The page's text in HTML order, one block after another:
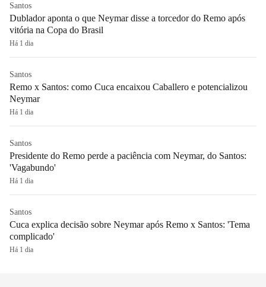
Santos
Dublador aponta o que Neymar disse a torcedor do Remo após
vitória na Copa do Brasil
Há 1 dia
Santos
Remo x Santos: como Cuca encaixou Caballero e potencializou
Neymar
Há 1 dia
Santos
Presidente do Remo perde a paciência com Neymar, do Santos:
'Vagabundo'
Há 1 dia
Santos
Cuca explica decisão sobre Neymar após Remo x Santos: 'Tema
complicado'
Há 1 dia